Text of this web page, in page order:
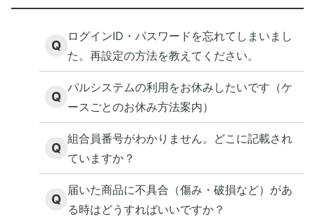
Q
ログインID・パスワードを忘れてしまいまし
た。再設定の方法を教えてください。
Q
パルシステムの利用をお休みしたいです（ケ
ースごとのお休み方法案内）
Q
組合員番号がわかりません。どこに記載され
ていますか？
Q
届いた商品に不具合（傷み・破損など）があ
る時はどうすればいいですか？